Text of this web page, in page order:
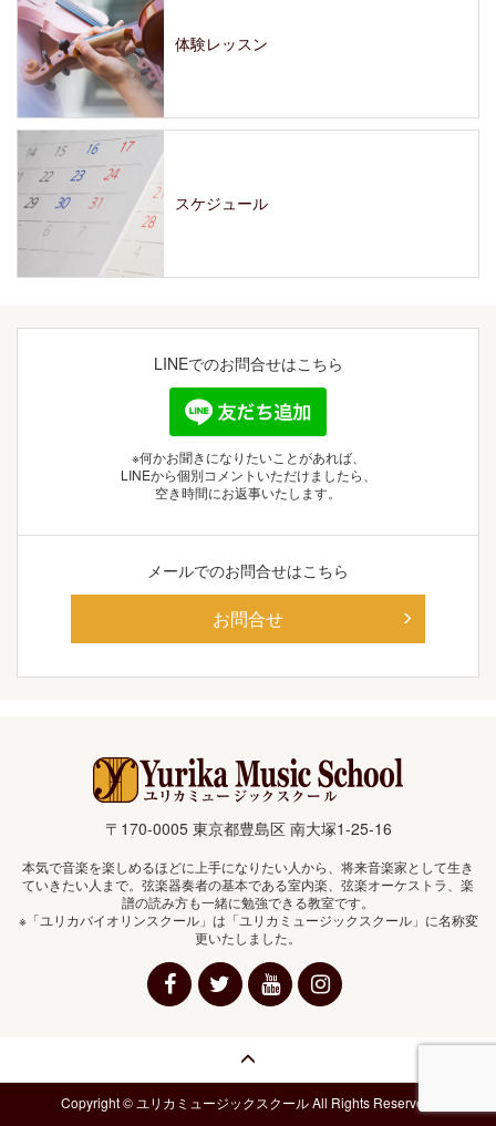
LINEでのお問合せはこちら
※何かお聞きになりたいことがあれば、
LINEから個別コメントいただけましたら、
空き時間にお返事いたします。
メールでのお問合せはこちら
お問合せ
体験レッスン
スケジュール
〒170-0005 東京都豊島区 南大塚1-25-16
本気で音楽を楽しめるほどに上手になりたい人から、将来音楽家として生き
ていきたい人まで。弦楽器奏者の基本である室内楽、弦楽オーケストラ、楽
譜の読み方も一緒に勉強できる教室です。
※「ユリカバイオリンスクール」は「ユリカミュージックスクール」に名称変
更いたしました。
Copyright © ユリカミュージックスクール All Rights Reserved.